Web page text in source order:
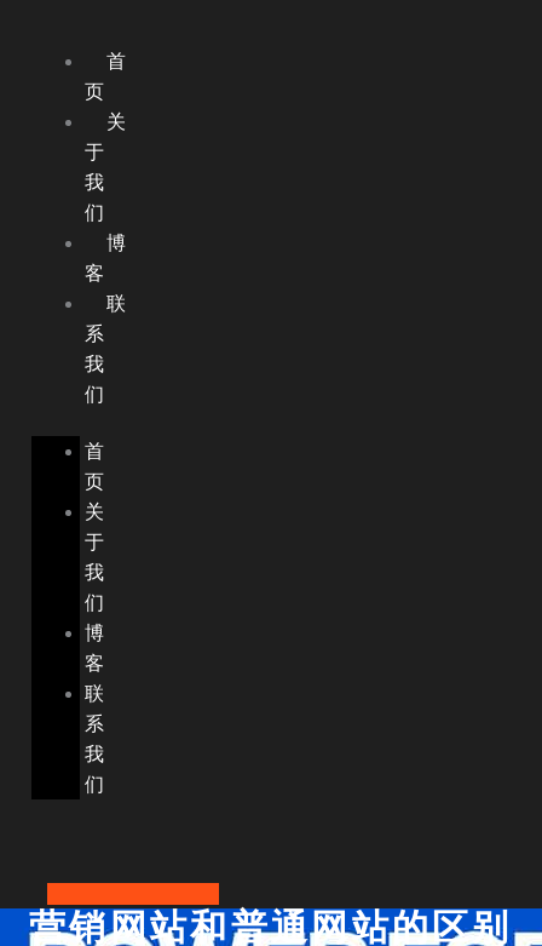
首
页
关
于
我
们
博
客
联
系
我
们
首
页
关
于
我
们
博
客
联
系
我
们
营销网站和普通网站的区别